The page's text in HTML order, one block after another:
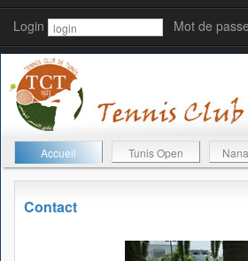
Login Mot de passe
Accueil Tunis Open
Contact